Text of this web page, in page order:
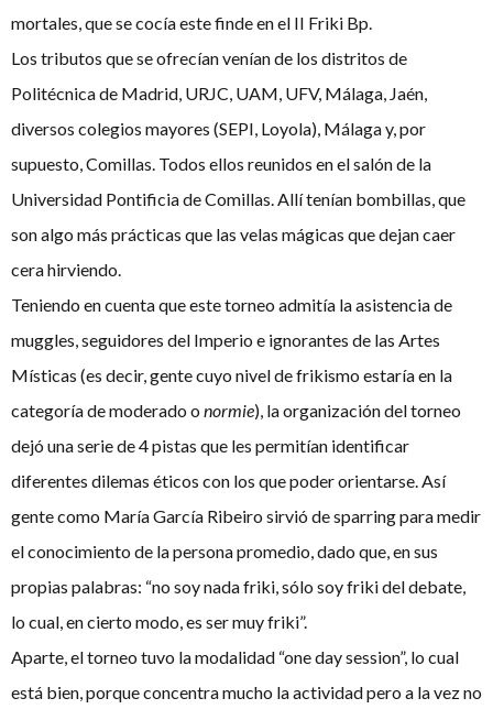
mortales, que se cocía este finde en el II Friki Bp.
Los tributos que se ofrecían venían de los distritos de
Politécnica de Madrid, URJC, UAM, UFV, Málaga, Jaén,
diversos colegios mayores (SEPI, Loyola), Málaga y, por
supuesto, Comillas. Todos ellos reunidos en el salón de la
Universidad Pontificia de Comillas. Allí tenían bombillas, que
son algo más prácticas que las velas mágicas que dejan caer
cera hirviendo.
Teniendo en cuenta que este torneo admitía la asistencia de
muggles, seguidores del Imperio e ignorantes de las Artes
Místicas (es decir, gente cuyo nivel de frikismo estaría en la
categoría de moderado o normie), la organización del torneo
dejó una serie de 4 pistas que les permitían identificar
diferentes dilemas éticos con los que poder orientarse. Así
gente como María García Ribeiro sirvió de sparring para medir
el conocimiento de la persona promedio, dado que, en sus
propias palabras: “no soy nada friki, sólo soy friki del debate,
lo cual, en cierto modo, es ser muy friki”.
Aparte, el torneo tuvo la modalidad “one day session”, lo cual
está bien, porque concentra mucho la actividad pero a la vez no